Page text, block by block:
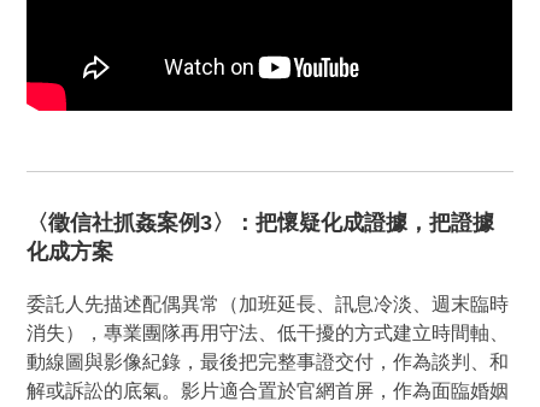
〈徵信社抓姦案例3〉：把懷疑化成證據，把證據
化成方案
委託人先描述配偶異常（加班延長、訊息冷淡、週末臨時
消失），專業團隊再用守法、低干擾的方式建立時間軸、
動線圖與影像紀錄，最後把完整事證交付，作為談判、和
解或訴訟的底氣。影片適合置於官網首屏，作為面臨婚姻